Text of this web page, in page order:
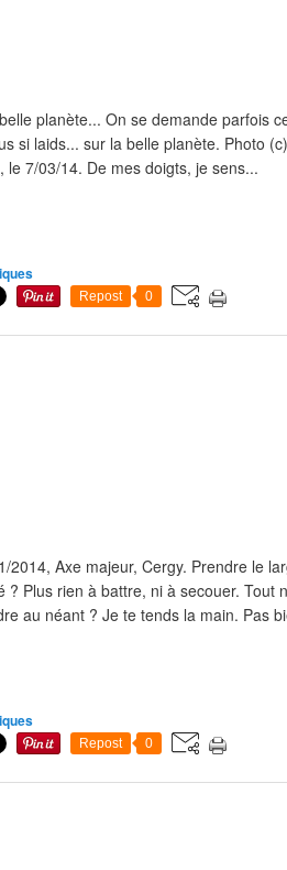
planète... On se demande parfois
si laids... sur la belle planète. Photo
le 7/03/14. De mes doigts, je sens...
Repost 0
2014, Axe majeur, Cergy. Prendre le
? Plus rien à battre, ni à secouer. Tout
au néant ? Je te tends la main. Pas
Repost 0